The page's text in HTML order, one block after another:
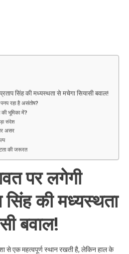
सियासी
सिंह की मध्यस्थता से मचेगा सियासी बवाल!
रहा है असंतोष?
भूमिका में?
संदेश
असर
की जरूरत
पर लगेगी
सिंह की मध्यस्थता
बवाल!
से एक महत्वपूर्ण स्थान रखती है, लेकिन हाल के